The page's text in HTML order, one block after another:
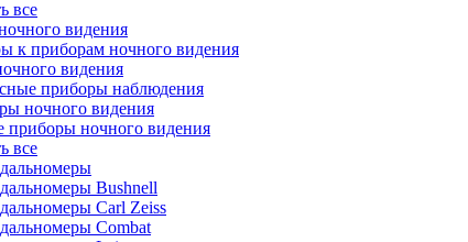
все
видения
к приборам ночного видения
видения
приборы наблюдения
ночного видения
приборы ночного видения
все
Bushnell
Carl Zeiss
Combat